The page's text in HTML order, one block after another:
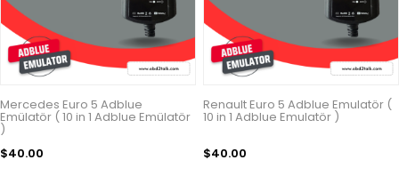
Mercedes Euro 5 Adblue
Emülatör ( 10 in 1 Adblue Emülatör
)
$40.00
Renault Euro 5 Adblue Emulatör (
10 in 1 Adblue Emulatör )
$40.00